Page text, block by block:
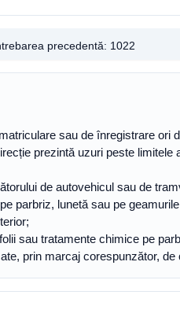
precedentă: 1022
sau de înregistrare ori
prezintă uzuri peste limitele
de autovehicul sau de
parbriz, lunetă sau pe
sau tratamente chimice pe
prin marcaj corespunzător,